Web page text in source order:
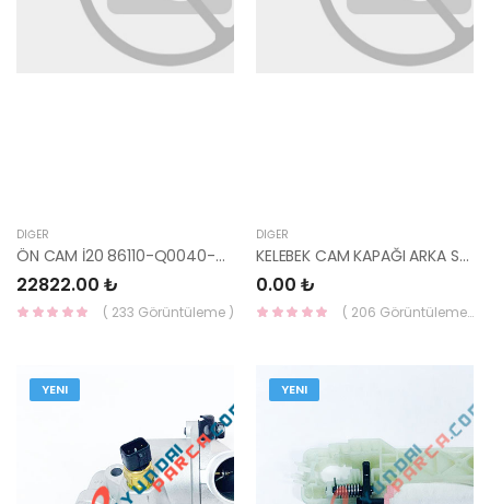
DIĞER
ÖN CAM İ20 86110-Q0040-MOBIS-S
22822.00 ₺
( 233 Görüntüleme )
DIĞER
KELEBEK CAM KAPAĞI ARKA SAĞ İ20 2020- 83840-Q00004X-MOBIS-S
0.00 ₺
( 206 Görüntüleme )
YENI YENI